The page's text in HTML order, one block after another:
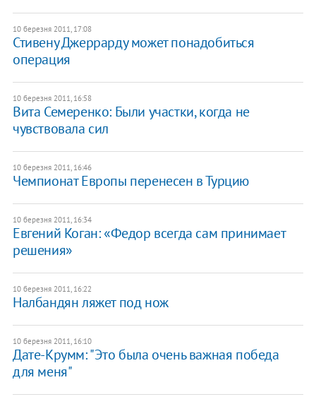
10 березня 2011, 17:08
Стивену Джеррарду может понадобиться
операция
10 березня 2011, 16:58
Вита Семеренко: Были участки, когда не
чувствовала сил
10 березня 2011, 16:46
Чемпионат Европы перенесен в Турцию
10 березня 2011, 16:34
Евгений Коган: «Федор всегда сам принимает
решения»
10 березня 2011, 16:22
Налбандян ляжет под нож
10 березня 2011, 16:10
Дате-Крумм: "Это была очень важная победа
для меня"